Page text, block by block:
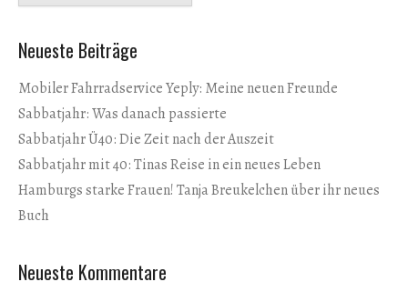
Neueste Beiträge
Mobiler Fahrradservice Yeply: Meine neuen Freunde
Sabbatjahr: Was danach passierte
Sabbatjahr Ü40: Die Zeit nach der Auszeit
Sabbatjahr mit 40: Tinas Reise in ein neues Leben
Hamburgs starke Frauen! Tanja Breukelchen über ihr neues
Buch
Neueste Kommentare